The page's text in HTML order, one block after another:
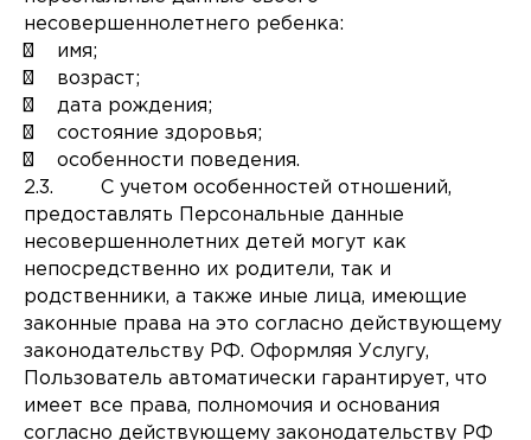
несовершеннолетнего ребенка:
¾ имя;
¾ возраст;
¾ дата рождения;
¾ состояние здоровья;
¾ особенности поведения.
2.3. С учетом особенностей отношений,
предоставлять Персональные данные
несовершеннолетних детей могут как
непосредственно их родители, так и
родственники, а также иные лица, имеющие
законные права на это согласно действующему
законодательству РФ. Оформляя Услугу,
Пользователь автоматически гарантирует, что
имеет все права, полномочия и основания
согласно действующему законодательству РФ